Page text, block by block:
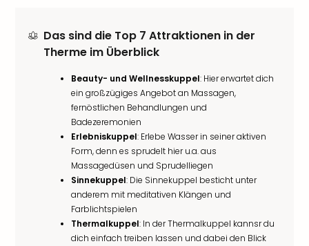
Das sind die Top 7 Attraktionen in der
Therme im Überblick
Beauty- und Wellnesskuppel: Hier erwartet dich
ein großzügiges Angebot an Massagen,
fernöstlichen Behandlungen und
Badezeremonien
Erlebniskuppel: Erlebe Wasser in seiner aktiven
Form, denn es sprudelt hier u.a. aus
Massagedüsen und Sprudelliegen
Sinnekuppel: Die Sinnekuppel besticht unter
anderem mit meditativen Klängen und
Farblichtspielen
Thermalkuppel: In der Thermalkuppel kannsr du
dich einfach treiben lassen und dabei den Blick